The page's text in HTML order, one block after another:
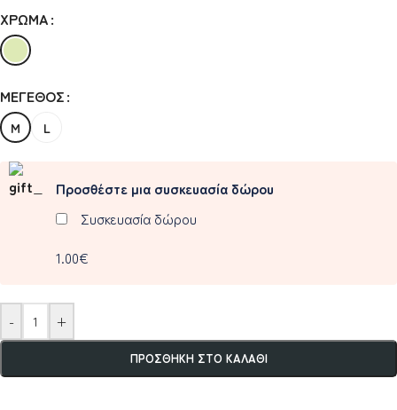
ΧΡΏΜΑ
ΜΈΓΕΘΟΣ
M L
Προσθέστε μια συσκευασία δώρου
Συσκευασία δώρου
1.00€
- +
ΠΡΟΣΘΉΚΗ ΣΤΟ ΚΑΛΆΘΙ